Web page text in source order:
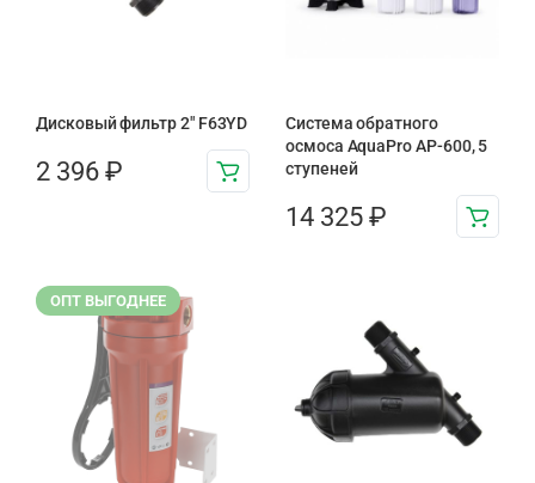
Дисковый фильтр 2″ F63YD
2 396 ₽
Система обратного
осмоса AquaPro AP-600, 5
ступеней
14 325 ₽
ОПТ ВЫГОДНЕЕ